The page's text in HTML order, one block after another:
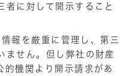
者に対して開示すること
報を厳重に管理し、第三
ません。但し弊社の財産
的機関より開示請求があ